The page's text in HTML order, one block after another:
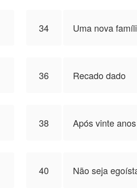
34 Uma nova
36 Recado dado
38 Após vinte
40 Não seja